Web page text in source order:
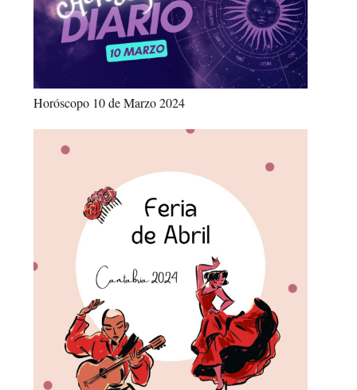
Horóscopo 10 de Marzo 2024